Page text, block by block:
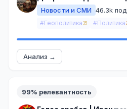
Новости и СМИ 46.3k
#Геополитика 35 #Политика
Анализ →
99% релевантность